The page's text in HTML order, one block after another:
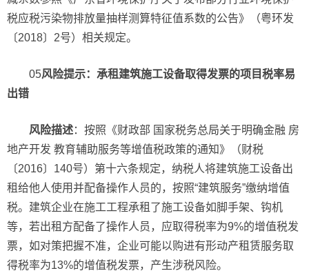
税应税污染物排放量抽样测算特征值系数的公告》（粤环发
〔2018〕2号）相关规定。
05风险提示：承租建筑施工设备取得发票的项目税率易
出错
风险描述：按照《财政部 国家税务总局关于明确金融 房
地产开发 教育辅助服务等增值税政策的通知》（财税
〔2016〕140号）第十六条规定，纳税人将建筑施工设备出
租给他人使用并配备操作人员的，按照“建筑服务”缴纳增值
税。建筑企业在施工工程承租了施工设备如脚手架、钩机
等，若出租方配备了操作人员，应取得税率为9%的增值税发
票，如对策把握不准，企业可能以购进有形动产租赁服务取
得税率为13%的增值税发票，产生涉税风险。